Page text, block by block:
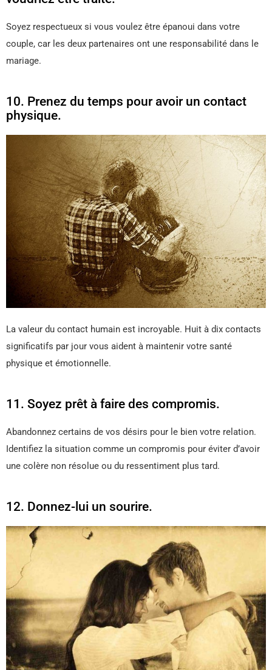
Soyez respectueux si vous voulez être épanoui dans votre
couple, car les deux partenaires ont une responsabilité dans le
mariage.
10. Prenez du temps pour avoir un contact
physique.
La valeur du contact humain est incroyable. Huit à dix contacts
significatifs par jour vous aident à maintenir votre santé
physique et émotionnelle.
11. Soyez prêt à faire des compromis.
Abandonnez certains de vos désirs pour le bien votre relation.
Identifiez la situation comme un compromis pour éviter d’avoir
une colère non résolue ou du ressentiment plus tard.
12. Donnez-lui un sourire.